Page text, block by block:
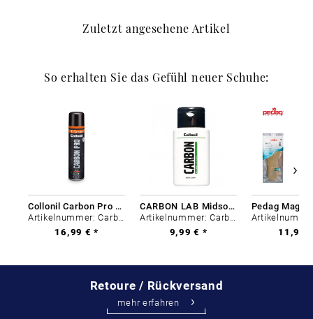
Zuletzt angesehene Artikel
So erhalten Sie das Gefühl neuer Schuhe:
Collonil Carbon Pro 400 ml
Artikelnummer: Carbon-0
16,99 € *
CARBON LAB Midsole Cleaner
Artikelnummer: Carbon-0
9,99 € *
11,99
Retoure / Rückversand
mehr erfahren